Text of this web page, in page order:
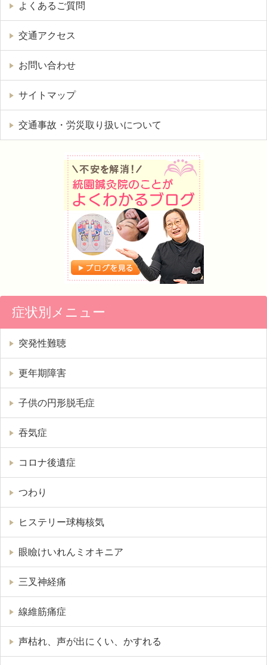
よくあるご質問
交通アクセス
お問い合わせ
サイトマップ
交通事故・労災取り扱いについて
症状別メニュー
突発性難聴
更年期障害
子供の円形脱毛症
吞気症
コロナ後遺症
つわり
ヒステリー球梅核気
眼瞼けいれんミオキニア
三叉神経痛
線維筋痛症
声枯れ、声が出にくい、かすれる